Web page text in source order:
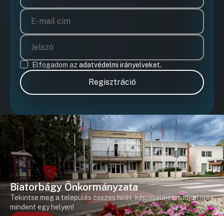
Elfogadom az adatvédelmi irányelveket.
Regisztráció
Biatorbágy Önkormányzata
Tekintse meg a település összes hírét, képviselőjét, tudjon meg
mindent egy helyen!